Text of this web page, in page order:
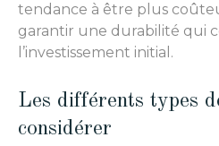
tendance à être plus
garantir une durabilité qui
l’investissement initial.
Les différents types
considérer